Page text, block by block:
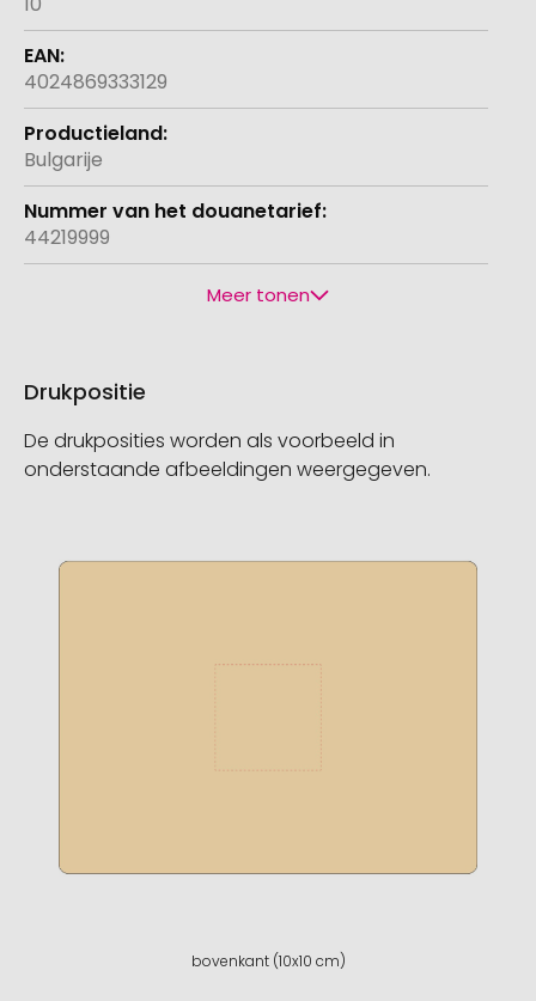
4024869333129
Bulgarije
44219999
Meer tonen
Drukpositie
De drukposities worden als voorbeeld in
onderstaande afbeeldingen weergegeven.
bovenkant (10x10 cm)